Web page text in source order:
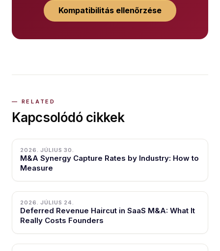
Kompatibilitás ellenőrzése
Kapcsolódó cikkek
2026. JÚLIUS 30.
M&A Synergy Capture Rates by Industry: How to
Measure
2026. JÚLIUS 24.
Deferred Revenue Haircut in SaaS M&A: What It
Really Costs Founders